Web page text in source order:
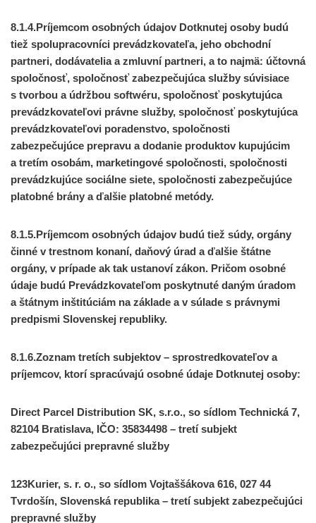
8.1.4.Príjemcom osobných údajov Dotknutej osoby budú
tiež spolupracovníci prevádzkovateľa, jeho obchodní
partneri, dodávatelia a zmluvní partneri, a to najmä: účtovná
spoločnosť, spoločnosť zabezpečujúca služby súvisiace
s tvorbou a údržbou softwéru, spoločnosť poskytujúca
prevádzkovateľovi právne služby, spoločnosť poskytujúca
prevádzkovateľovi poradenstvo, spoločnosti
zabezpečujúce prepravu a dodanie produktov kupujúcim
a tretím osobám, marketingové spoločnosti, spoločnosti
prevádzkujúce sociálne siete, spoločnosti zabezpečujúce
platobné brány a ďalšie platobné metódy.
8.1.5.Príjemcom osobných údajov budú tiež súdy, orgány
činné v trestnom konaní, daňový úrad a ďalšie štátne
orgány, v prípade ak tak ustanoví zákon. Pričom osobné
údaje budú Prevádzkovateľom poskytnuté daným úradom
a štátnym inštitúciám na základe a v súlade s právnymi
predpismi Slovenskej republiky.
8.1.6.Zoznam tretích subjektov – sprostredkovateľov a
príjemcov, ktorí spracúvajú osobné údaje Dotknutej osoby:
Direct Parcel Distribution SK, s.r.o., so sídlom Technická 7,
82104 Bratislava, IČO: 35834498 – tretí subjekt
zabezpečujúci prepravné služby
123Kurier, s. r. o., so sídlom Vojtaššákova 616, 027 44
Tvrdošín, Slovenská republika – tretí subjekt zabezpečujúci
prepravné služby